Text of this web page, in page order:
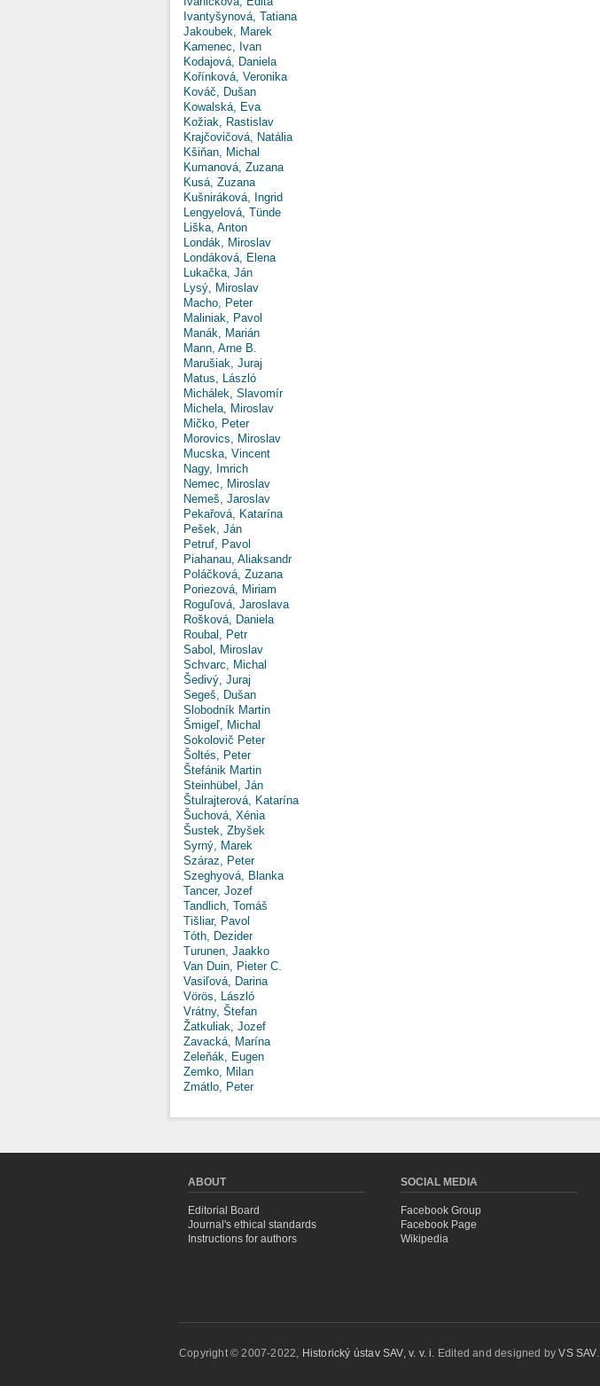
Ivantyšynová, Tatiana
Jakoubek, Marek
Kamenec, Ivan
Kodajová, Daniela
Kořínková, Veronika
Kováč, Dušan
Kowalská, Eva
Kožiak, Rastislav
Krajčovičová, Natália
Kšiňan, Michal
Kumanová, Zuzana
Kusá, Zuzana
Kušniráková, Ingrid
Lengyelová, Tünde
Liška, Anton
Londák, Miroslav
Londáková, Elena
Lukačka, Ján
Lysý, Miroslav
Macho, Peter
Maliniak, Pavol
Manák, Marián
Mann, Arne B.
Marušiak, Juraj
Matus, László
Michálek, Slavomír
Michela, Miroslav
Mičko, Peter
Morovics, Miroslav
Mucska, Vincent
Nagy, Imrich
Nemec, Miroslav
Nemeš, Jaroslav
Pekařová, Katarína
Pešek, Ján
Petruf, Pavol
Piahanau, Aliaksandr
Poláčková, Zuzana
Poriezová, Miriam
Roguľová, Jaroslava
Rošková, Daniela
Roubal, Petr
Sabol, Miroslav
Schvarc, Michal
Šedivý, Juraj
Segeš, Dušan
Slobodník Martin
Šmigeľ, Michal
Sokolovič Peter
Šoltés, Peter
Štefánik Martin
Steinhübel, Ján
Štulrajterová, Katarína
Šuchová, Xénia
Šustek, Zbyšek
Syrný, Marek
Száraz, Peter
Szeghyová, Blanka
Tancer, Jozef
Tandlich, Tomáš
Tišliar, Pavol
Tóth, Dezider
Turunen, Jaakko
Van Duin, Pieter C.
Vasiľová, Darina
Vörös, László
Vrátny, Štefan
Žatkuliak, Jozef
Zavacká, Marína
Zeleňák, Eugen
Zemko, Milan
Zmátlo, Peter
ABOUT
Editorial Board
Journal's ethical standards
Instructions for authors
SOCIAL MEDIA
Facebook Group
Facebook Page
Wikipedia
Copyright © 2007-2022, Historický ústav SAV, v. v. i. Edited and designed byVS SAV.